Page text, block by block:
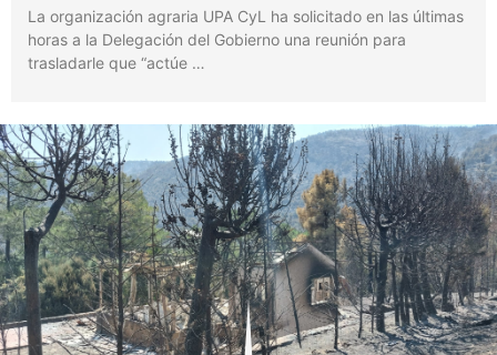
La organización agraria UPA CyL ha solicitado en las últimas
horas a la Delegación del Gobierno una reunión para
trasladarle que “actúe …